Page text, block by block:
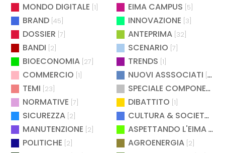
MONDO DIGITALE [1] EIMA CAMPUS [5]
BRAND [45] INNOVAZIONE [3]
DOSSIER [7] ANTEPRIMA [32]
BANDI [2] SCENARIO [7]
BIOECONOMIA [27] TRENDS [1]
COMMERCIO [1] NUOVI ASSSOCIATI [15]
TEMI [23]
SPECIALE COMPONENTISTICA
NORMATIVE [7] DIBATTITO [1]
SICUREZZA [2] CULTURA & SOCIETÀ
MANUTENZIONE [2] ASPETTANDO L'EIMA [4]
POLITICHE [2] AGROENERGIA [2]